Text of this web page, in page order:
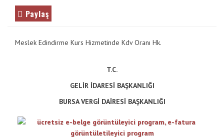
Paylaş
Meslek Edindirme Kurs Hizmetinde Kdv Oranı Hk.
T.C.
GELİR İDARESİ BAŞKANLIĞI
BURSA VERGİ DAİRESİ BAŞKANLIĞI
BÜYÜTEÇE
DOKUNUN